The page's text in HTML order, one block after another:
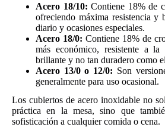
Acero 18/10: Contiene 18% de
ofreciendo máxima resistencia y
diario y ocasiones especiales.
Acero 18/0: Contiene 18% de
más económico, resistente a la
brillante y no tan duradero como
Acero 13/0 o 12/0: Son
generalmente para uso ocasional.
Los cubiertos de acero inoxidable no
práctica en la mesa, sino que
sofisticación a cualquier comida o cena.